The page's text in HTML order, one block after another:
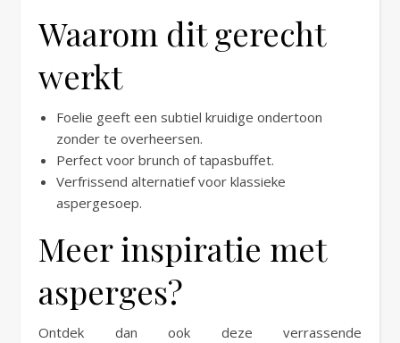
Waarom dit gerecht
werkt
Foelie geeft een subtiel kruidige ondertoon
zonder te overheersen.
Perfect voor brunch of tapasbuffet.
Verfrissend alternatief voor klassieke
aspergesoep.
Meer inspiratie met
asperges?
Ontdek dan ook deze verrassende